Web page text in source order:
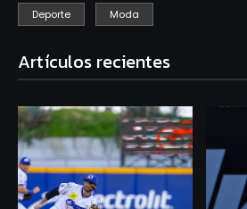
Deporte Moda
Artículos recientes